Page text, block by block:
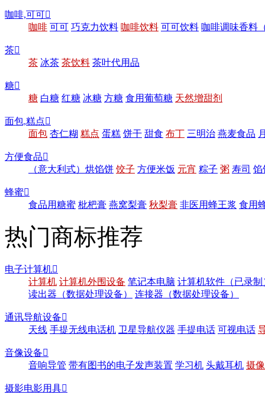
咖啡,可可
咖啡 可可 巧克力饮料 咖啡饮料 可可饮料 咖啡调味香料
茶
茶 冰茶 茶饮料 茶叶代用品
糖
糖 白糖 红糖 冰糖 方糖 食用葡萄糖 天然增甜剂
面包,糕点
面包 杏仁糊 糕点 蛋糕 饼干 甜食 布丁 三明治 燕麦食品
方便食品
（意大利式）烘馅饼 饺子 方便米饭 元宵 粽子 粥 寿司 馅
蜂蜜
食品用糖蜜 枇杷膏 燕窝梨膏 秋梨膏 非医用蜂王浆 食用
热门商标推荐
电子计算机
计算机 计算机外围设备 笔记本电脑 计算机软件（已录制
读出器（数据处理设备）
连接器（数据处理设备）
通讯导航设备
天线 手提无线电话机 卫星导航仪器 手提电话 可视电话
音像设备
音响导管 带有图书的电子发声装置 学习机 头戴耳机 摄
摄影电影用具